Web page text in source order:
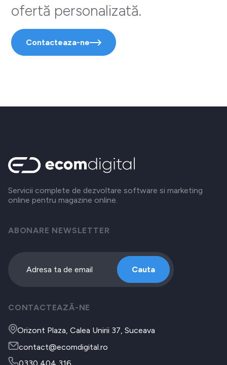
ofertă personalizată.
Contacteaza-ne
Servicii complete de dezvoltare software si marketing
online pentru magazine online.
ABONARE NEWSLETTER
Cauta
CONTACTEAZĂ-NE
Orizont Plaza, Calea Unirii 37, Suceava
contact@ecomdigital.ro